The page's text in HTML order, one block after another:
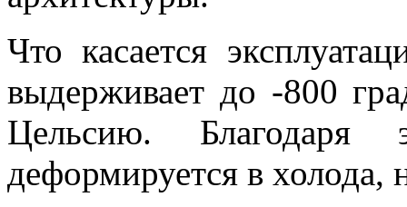
Что касается
выдерживает до -800
Цельсию.
деформируется в холода,